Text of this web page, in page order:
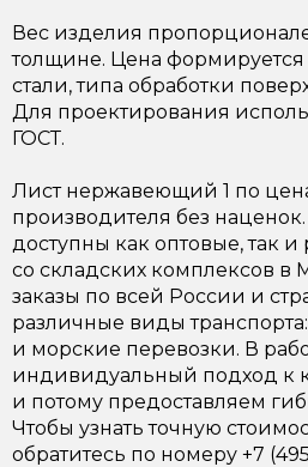
Вес изделия
толщине. Цена формируется
стали, типа обработки
Для проектирования
ГОСТ.
Лист нержавеющий 1 по
производителя без
доступны как оптовые, так
со складских комплексов в
заказы по всей России и
различные виды
и морские перевозки. В
индивидуальный подход к
и потому предоставляем
Чтобы узнать точную
обратитесь по номеру +7